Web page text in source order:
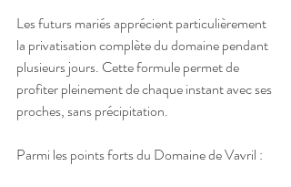
Les futurs mariés apprécient particulièrement
la privatisation complète du domaine pendant
plusieurs jours. Cette formule permet de
profiter pleinement de chaque instant avec ses
proches, sans précipitation.
Parmi les points forts du Domaine de Vavril :